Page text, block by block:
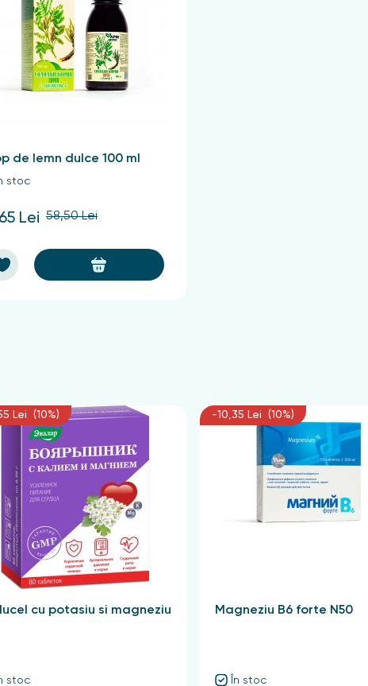
și consum
cu apă clocotită și se încălzește într-o baie de apă
este ajustat la 200 ml cu apă fiartă. Luați infuzia o lingură de
de lemn dulce 100 ml
stoc
Lei 58,50 Lei
Lei (10%)
cu potasiu si magneziu
stoc
-10,35 Lei (10%)
Magneziu B6 forte N50
În stoc